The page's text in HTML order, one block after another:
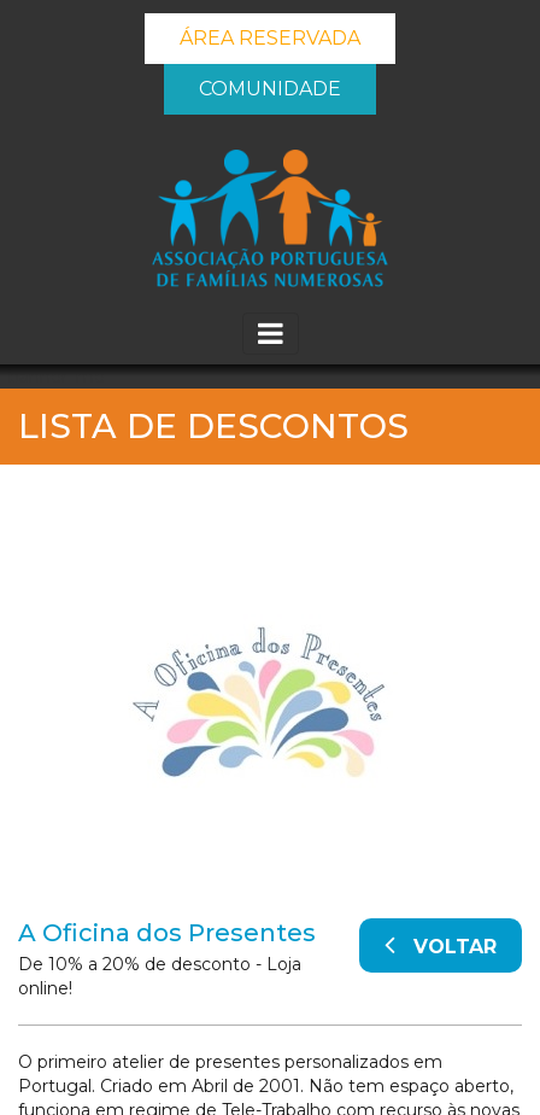
ÁREA RESERVADA
COMUNIDADE
_banner_me_
LISTA DE DESCONTOS
A Oficina dos Presentes VOLTAR
De 10% a 20% de desconto - Loja
online!
O primeiro atelier de presentes personalizados em
Portugal. Criado em Abril de 2001. Não tem espaço aberto,
funciona em regime de Tele-Trabalho com recurso às novas